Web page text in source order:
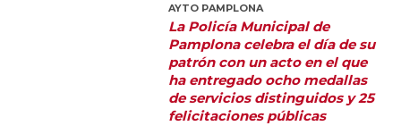
AYTO PAMPLONA
La Policía Municipal de
Pamplona celebra el día de su
patrón con un acto en el que
ha entregado ocho medallas
de servicios distinguidos y 25
felicitaciones públicas